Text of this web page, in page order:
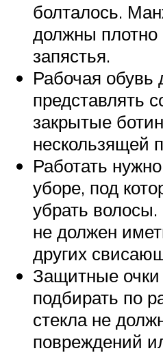
болталось.
должны плотно
запястья.
Рабочая обувь
представлять
закрытые
нескользящей
Работать
уборе, под
убрать
не должен
других
Защитные
подбирать по
стекла не
повреждений